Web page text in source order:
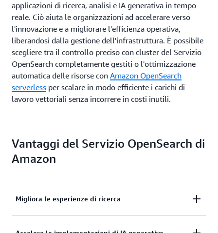
applicazioni di ricerca, analisi e IA generativa in tempo
reale. Ciò aiuta le organizzazioni ad accelerare verso
l'innovazione e a migliorare l'efficienza operativa,
liberandosi dalla gestione dell'infrastruttura. È possibile
scegliere tra il controllo preciso con cluster del Servizio
OpenSearch completamente gestiti o l'ottimizzazione
automatica delle risorse con Amazon OpenSearch
serverless per scalare in modo efficiente i carichi di
lavoro vettoriali senza incorrere in costi inutili.
Vantaggi del Servizio OpenSearch di
Amazon
Migliora le esperienze di ricerca